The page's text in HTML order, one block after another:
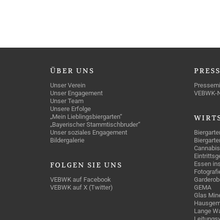
ÜBER UNS
Unser Verein
Unser Engagement
Unser Team
Unsere Erfolge
„Mein Lieblingsbiergarten“
„Bayerischer Stammtischbruder“
Unser soziales Engagement
Bildergalerie
FOLGEN SIE UNS
VEBWK auf Facebook
VEBWK auf X (Twitter)
VEBWK-
Essen
GEMA
Glas
Lange